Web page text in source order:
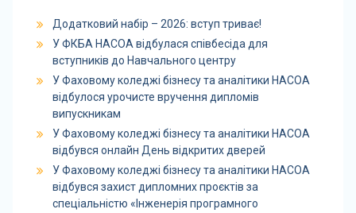
Додатковий набір – 2026: вступ триває!
У ФКБА НАСОА відбулася співбесіда для
вступників до Навчального центру
У Фаховому коледжі бізнесу та аналітики НАСОА
відбулося урочисте вручення дипломів
випускникам
У Фаховому коледжі бізнесу та аналітики НАСОА
відбувся онлайн День відкритих дверей
У Фаховому коледжі бізнесу та аналітики НАСОА
відбувся захист дипломних проєктів за
спеціальністю «Інженерія програмного